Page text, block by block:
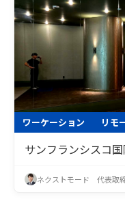
ワーケーション リモ
サンフランシスコ
ネクストモード 代表取